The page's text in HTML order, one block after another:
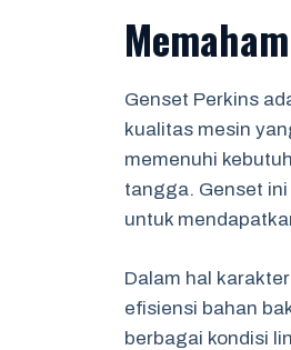
Genset Perkins
kualitas mesin
memenuhi
tangga. Genset
untuk
Dalam hal
efisiensi bahan
berbagai kondisi